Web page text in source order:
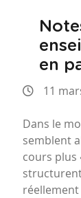
en
11
Dans le
semblent
cours plus